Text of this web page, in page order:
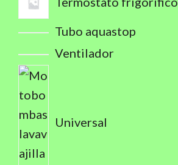
Tubo aquastop
Ventilador
Universal